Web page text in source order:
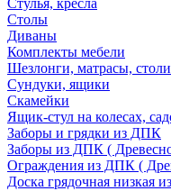
Стулья, кресла
Столы
Диваны
Комплекты мебели
Шезлонги, матрасы,
Сундуки, ящики
Скамейки
Ящик-стул на колесах,
Заборы и грядки из ДПК
Заборы из ДПК (
Ограждения из ДПК (
Доска грядочная низкая